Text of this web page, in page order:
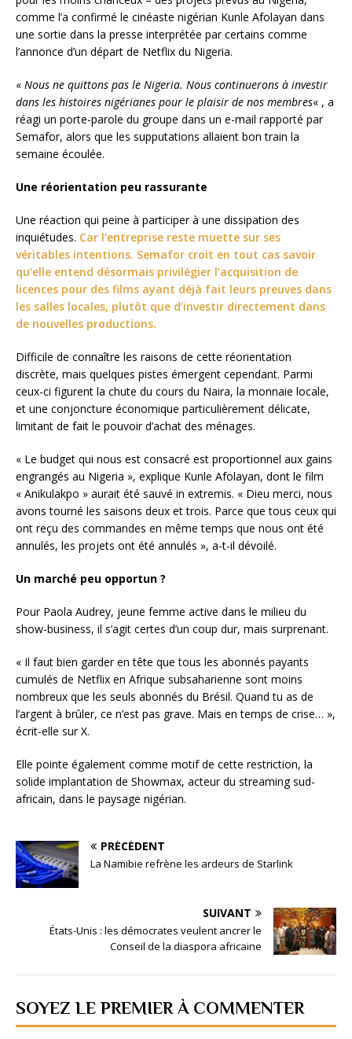
comme l’a confirmé le cinéaste nigérian Kunle Afolayan dans
une sortie dans la presse interprétée par certains comme
l’annonce d’un départ de Netflix du Nigeria.
« Nous ne quittons pas le Nigeria. Nous continuerons à investir
dans les histoires nigérianes pour le plaisir de nos membres« , a
réagi un porte-parole du groupe dans un e-mail rapporté par
Semafor, alors que les supputations allaient bon train la
semaine écoulée.
Une réorientation peu rassurante
Une réaction qui peine à participer à une dissipation des
inquiétudes. Car l’entreprise reste muette sur ses
véritables intentions. Semafor croit en tout cas savoir
qu’elle entend désormais privilégier l’acquisition de
licences pour des films ayant déjà fait leurs preuves dans
les salles locales, plutôt que d’investir directement dans
de nouvelles productions.
Difficile de connaître les raisons de cette réorientation
discrète, mais quelques pistes émergent cependant. Parmi
ceux-ci figurent la chute du cours du Naira, la monnaie locale,
et une conjoncture économique particulièrement délicate,
limitant de fait le pouvoir d’achat des ménages.
« Le budget qui nous est consacré est proportionnel aux gains
engrangés au Nigeria », explique Kunle Afolayan, dont le film
« Anikulakpo » aurait été sauvé in extremis. « Dieu merci, nous
avons tourné les saisons deux et trois. Parce que tous ceux qui
ont reçu des commandes en même temps que nous ont été
annulés, les projets ont été annulés », a-t-il dévoilé.
Un marché peu opportun ?
Pour Paola Audrey, jeune femme active dans le milieu du
show-business, il s’agit certes d’un coup dur, mais surprenant.
« Il faut bien garder en tête que tous les abonnés payants
cumulés de Netflix en Afrique subsaharienne sont moins
nombreux que les seuls abonnés du Brésil. Quand tu as de
l’argent à brûler, ce n’est pas grave. Mais en temps de crise… »,
écrit-elle sur X.
Elle pointe également comme motif de cette restriction, la
solide implantation de Showmax, acteur du streaming sud-
africain, dans le paysage nigérian.
PRÉCÉDENT
La Namibie refrène les ardeurs de Starlink
SUIVANT
États-Unis : les démocrates veulent ancrer le
Conseil de la diaspora africaine
SOYEZ LE PREMIER À COMMENTER